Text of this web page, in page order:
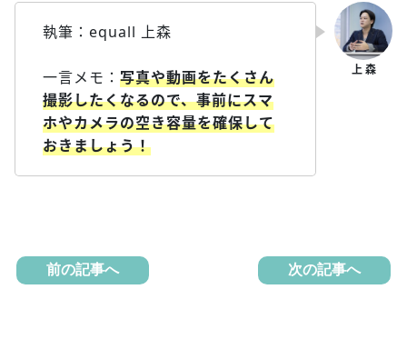
執筆：equall 上森
一言メモ： 写真や動画をたくさん
撮影したくなるので、事前にスマ
ホやカメラの空き容量を確保して
おきましょう！
前の記事へ 次の記事へ